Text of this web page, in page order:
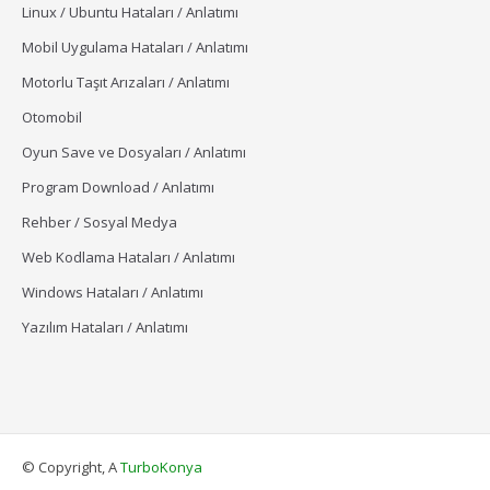
Linux / Ubuntu Hataları / Anlatımı
Mobil Uygulama Hataları / Anlatımı
Motorlu Taşıt Arızaları / Anlatımı
Otomobil
Oyun Save ve Dosyaları / Anlatımı
Program Download / Anlatımı
Rehber / Sosyal Medya
Web Kodlama Hataları / Anlatımı
Windows Hataları / Anlatımı
Yazılım Hataları / Anlatımı
© Copyright, ATurboKonya